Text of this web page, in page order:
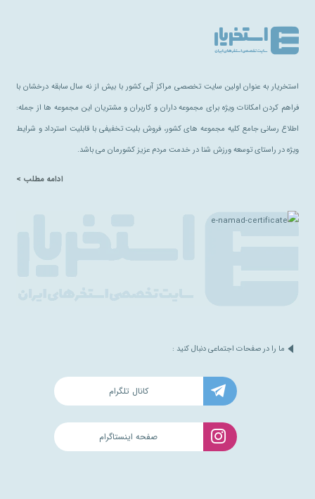
استخریار به عنوان اولین سایت تخصصی مراکز آبی کشور با بیش از نه سال سابقه درخشان با
فراهم کردن امکانات ویژه برای مجموعه داران و کاربران و مشتریان این مجموعه ها از جمله:
اطلاع رسانی جامع کلیه مجموعه های کشور، فروش بلیت تخفیفی با قابلیت استرداد و شرایط
ویژه در راستای توسعه ورزش شنا در خدمت مردم عزیز کشورمان می باشد.
ادامه مطلب >
ما را در صفحات اجتماعی دنبال کنید :
کانال تلگرام
صفحه اینستاگرام